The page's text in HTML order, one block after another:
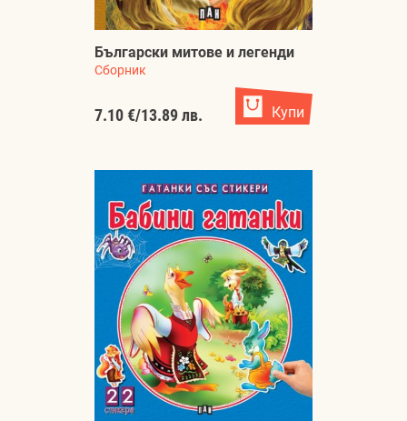
Български митове и легенди
Сборник
7.10 €/13.89 лв. Купи